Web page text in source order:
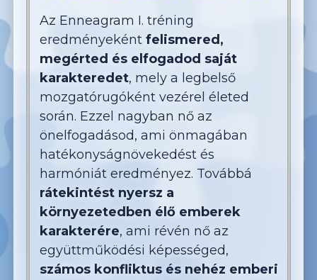
Az Enneagram I. tréning
eredményeként felismered,
megérted és elfogadod saját
karakteredet, mely a legbelső
mozgatórugóként vezérel életed
során. Ezzel nagyban nő az
önelfogadásod, ami önmagában
hatékonyságnövekedést és
harmóniát eredményez. Továbbá
rátekintést nyersz a
környezetedben élő emberek
karakterére, ami révén nő az
együttműködési képességed,
számos konfliktus és nehéz emberi